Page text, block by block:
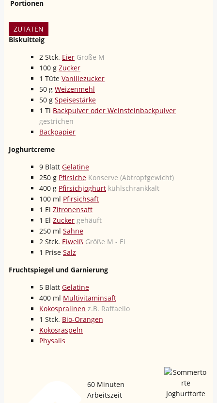
Portionen
ZUTATEN
Biskuitteig
2 Stck. Eier Größe M
100 g Zucker
1 Tüte Vanillezucker
50 g Weizenmehl
50 g Speisestärke
1 Tl Backpulver oder Weinsteinbackpulver
gestrichen
Backpapier
Joghurtcreme
9 Blatt Gelatine
250 g Pfirsiche Konserve (Abtropfgewicht)
400 g Pfirsichjoghurt kühlschrankkalt
100 ml Pfirsichsaft
1 El Zitronensaft
1 El Zucker gehäuft
250 ml Sahne
2 Stck. Eiweiß Größe M - Ei
1 Prise Salz
Fruchtspiegel und Garnierung
5 Blatt Gelatine
400 ml Multivitaminsaft
Kokospralinen z.B. Raffaello
1 Stck. Bio-Orangen
Kokosraspeln
Physalis
60 Minuten
Arbeitszeit